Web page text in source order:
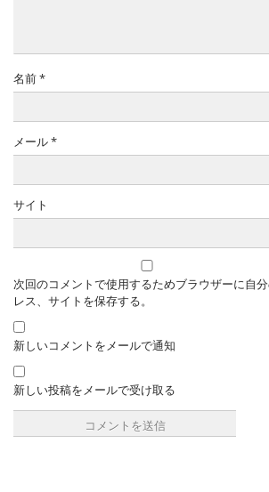
名前*
メール*
サイト
次回のコメントで使用するためブラウザーに自
レス、サイトを保存する。
新しいコメントをメールで通知
新しい投稿をメールで受け取る